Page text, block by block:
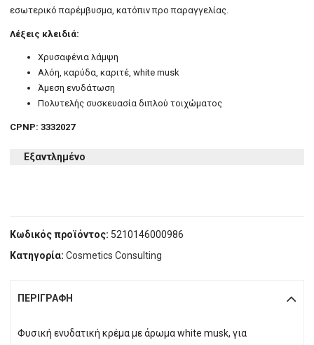
εσωτερικό παρέμβυσμα, κατόπιν προ παραγγελίας.
Λέξεις κλειδιά:
Χρυσαφένια λάμψη
Αλόη, καρύδα, καριτέ, white musk
Άμεση ενυδάτωση
Πολυτελής συσκευασία διπλού τοιχώματος
CPNP: 3332027
Εξαντλημένο
Κωδικός προϊόντος: 5210146000986
Κατηγορία:Cosmetics Consulting
ΠΕΡΙΓΡΑΦΉ
Φυσική ενυδατική κρέμα με άρωμα white musk, για